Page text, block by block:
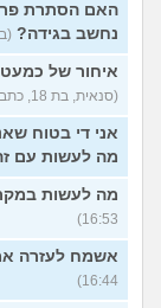
האם הסתרת
נחשב בגידה?
איחור של כמעט
(סנאית, בת 18, כתבה ב-03/08/26 17:13)
אני די בטוח
מה לעשות עם
מה לעשות
16:53)
אשמח לעזרה
16:44)